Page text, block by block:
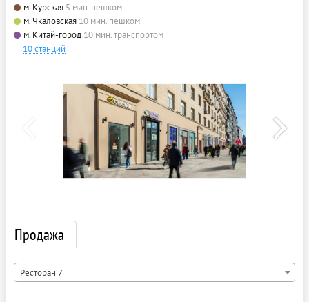
м. Курская 5 мин. пешком
м. Чкаловская 10 мин. пешком
м. Китай-город 10 мин. транспортом
10 станций
Продажа
Ресторан 7